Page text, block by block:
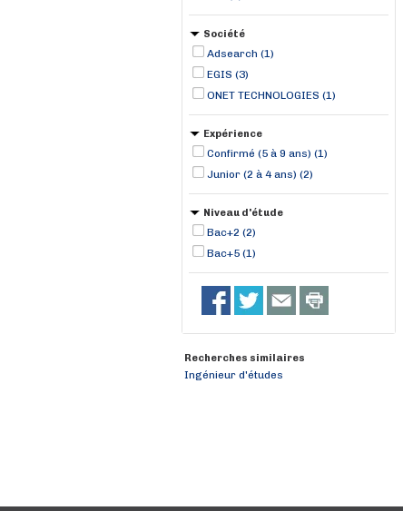
Société
Adsearch (1)
EGIS (3)
ONET TECHNOLOGIES (1)
Expérience
Confirmé (5 à 9 ans) (1)
Junior (2 à 4 ans) (2)
Niveau d'étude
Bac+2 (2)
Bac+5 (1)
Recherches similaires
Ingénieur d'études